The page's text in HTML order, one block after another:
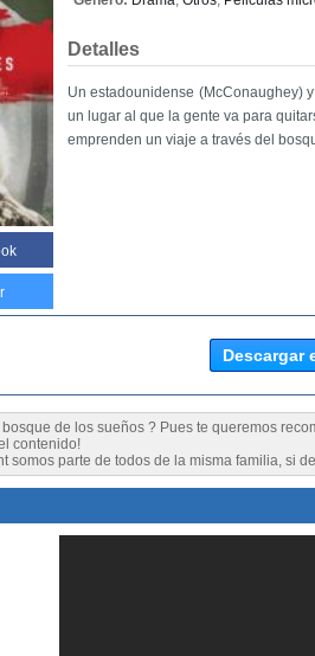
Detalles
Un estadounidense (McConaughey)
un lugar al que la gente va para
emprenden un viaje a través del
Descargar
bosque de los sueños ? Pues te queremos
contenido!
somos parte de todos de la misma familia, si